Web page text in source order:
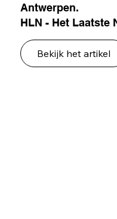
Antwerpen.
HLN - Het Laatste